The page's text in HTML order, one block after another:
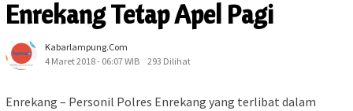
Enrekang Tetap Apel Pagi
Kabarlampung.com
4 Maret 2018 - 06:07 WIB
293 Dilihat
Enrekang – Personil Polres Enrekang yang terlibat dalam